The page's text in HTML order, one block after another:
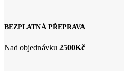
na
stránce
BEZPLATNÁ PŘEPRAVA
Nad objednávku 2500Kč